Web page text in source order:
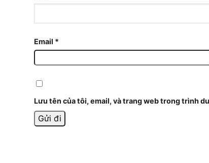
Email *
Lưu tên của tôi, email, và trang web trong trình